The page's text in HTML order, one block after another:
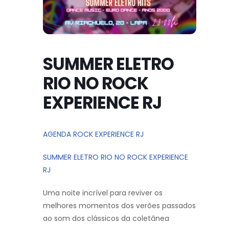
SUMMER ELETRO
RIO NO ROCK
EXPERIENCE RJ
AGENDA ROCK EXPERIENCE RJ
SUMMER ELETRO RIO NO ROCK EXPERIENCE
RJ
Uma noite incrível para reviver os
melhores momentos dos verões passados
ao som dos clássicos da coletânea